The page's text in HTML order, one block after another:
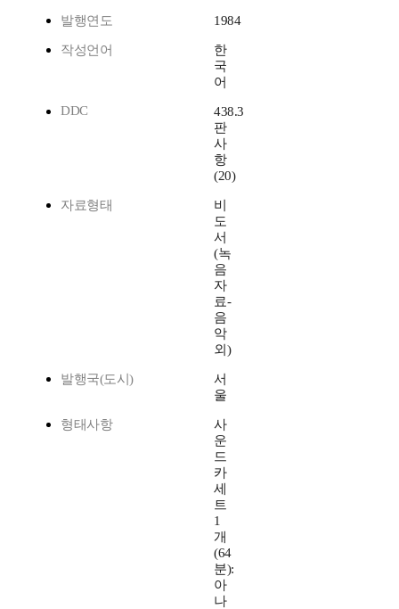
발행연도 1984
작성언어
한
국
어
DDC
438.3
판
사
항
(20)
자료형태
비
도
서
(녹
음
자
료-
음
악
외)
발행국(도시)
서
울
형태사항
사
운
드
카
세
트
1
개
(64
분):
아
나